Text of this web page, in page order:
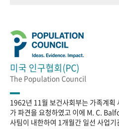
미국 인구협회(PC)
The Population Council
1962년 11월 보건사회부는 가족계획
가 파견을 요청하였고 이에 M. C.
사팀이 내한하여 1개월간 일선 사업